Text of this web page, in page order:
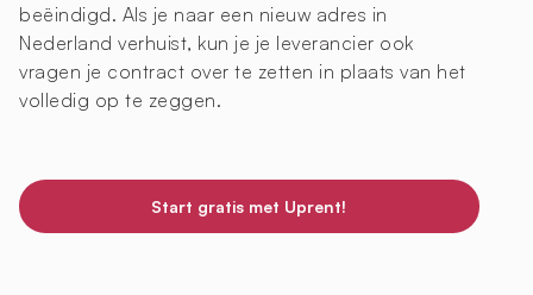
beëindigd. Als je naar een nieuw adres in
Nederland verhuist, kun je je leverancier ook
vragen je contract over te zetten in plaats van het
volledig op te zeggen.
Start gratis met Uprent!